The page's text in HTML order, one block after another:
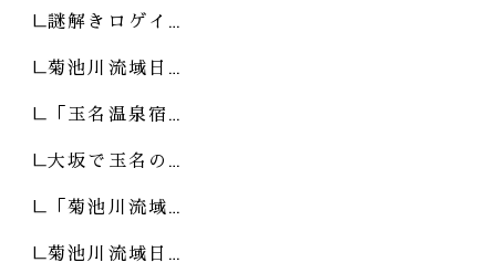
謎解きロゲイ…
菊池川流域日…
「玉名温泉宿…
大坂で玉名の…
「菊池川流域…
菊池川流域日…